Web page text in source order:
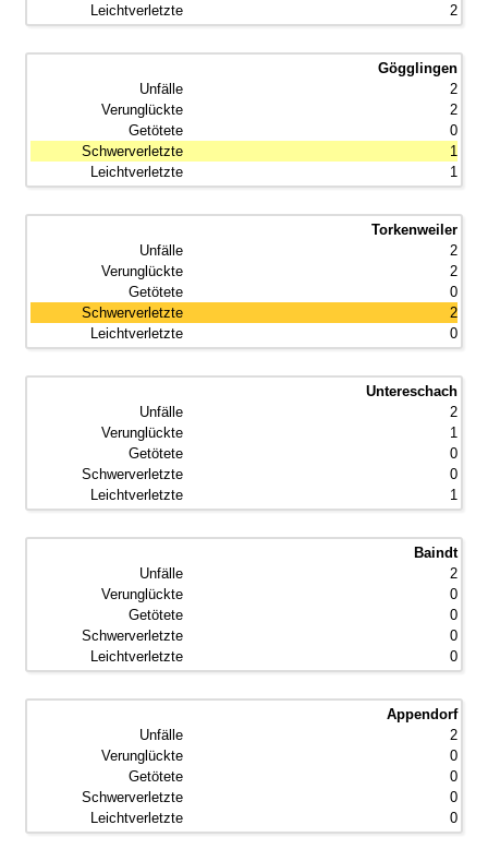
2
Gögglingen
2
2
0
1
1
Torkenweiler
2
2
0
2
0
Untereschach
2
1
0
0
1
Baindt
2
0
0
0
0
Appendorf
2
0
0
0
0